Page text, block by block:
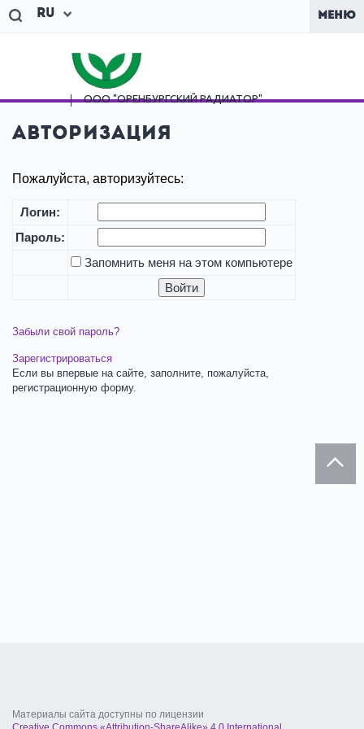
Ru МЕНЮ
ООО "ОРЕНБУРГСКИЙРАДИАТОР"
Авторизация
Пожалуйста, авторизуйтесь:
Логин:
Пароль:
Запомнить меня на этом компьютере
Забыли свой пароль?
Зарегистрироваться
Если вы впервые на сайте, заполните, пожалуйста,
регистрационную форму.
Материалы сайта доступны по лицензии